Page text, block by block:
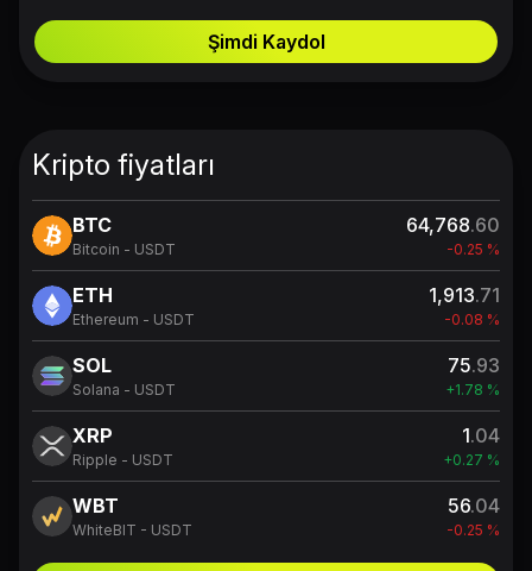
Şimdi Kaydol
Kripto fiyatları
BTC
Bitcoin - USDT
64,768.60
-0.25 %
ETH
Ethereum - USDT
1,913.71
-0.08 %
SOL
Solana - USDT
75.93
+1.78 %
XRP
Ripple - USDT
1.04
+0.27 %
WBT
WhiteBIT - USDT
56.04
-0.25 %